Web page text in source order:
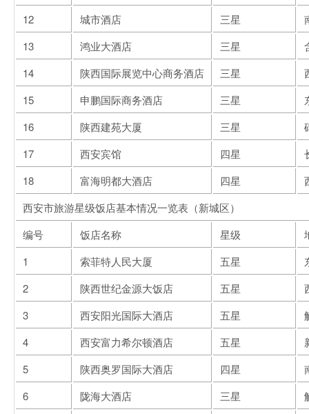
12
城市酒店 三星
13
鸿业大酒店 三星
14
陕西国际展览中心商务酒店 三星
15
申鹏国际商务酒店 三星
16
陕西建苑大厦 三星
17
西安宾馆 四星
18
富海明都大酒店 四星
西安市旅游星级饭店基本情况一览表（新城区）
编号
饭店名称 星级
1
索菲特人民大厦 五星
2
陕西世纪金源大饭店 五星
3
西安阳光国际大酒店 五星
4
西安富力希尔顿酒店 五星
5
陕西奥罗国际大酒店 四星
6
陇海大酒店 三星